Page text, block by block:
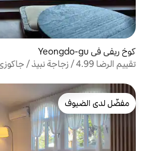
متوسط التقييم 4.96 من 5، 341 مراجعات
4.96 (341)
4.99 / زجاجة نبيذ / جاكوزي / غرفة خاصة / إطلالة على